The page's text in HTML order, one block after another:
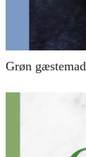
Grøn gæstemad